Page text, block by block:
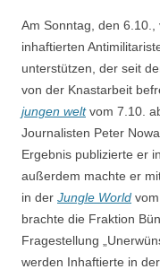
Am Sonntag, den
inhaftierten
unterstützen, der seit
von der Knastarbeit
jungen weltvom 7.10.
Journalisten Peter
Ergebnis publizierte er
außerdem machte er
in der Jungle World
brachte die Fraktion
Fragestellung
werden Inhaftierte in